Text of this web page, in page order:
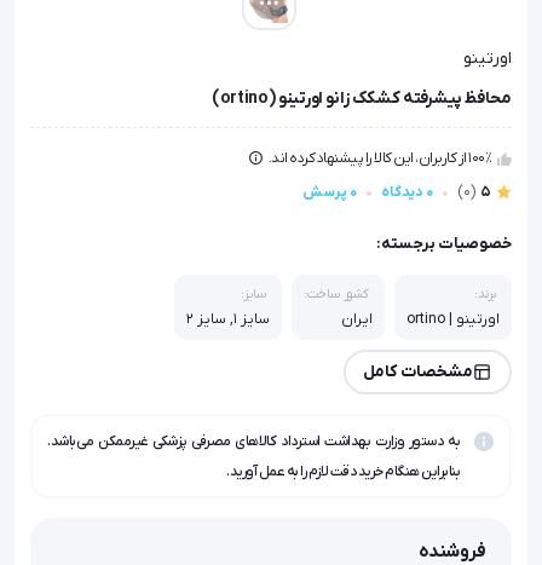
اورتینو
محافظ پیشرفته کشکک زانو اورتینو (ortino)
100٪ از کاربران، این کالا را پیشنهاد کرده اند.
5
(0) 0 دیدگاه 0 پرسش
خصوصیات برجسته:
برند:
اورتینو | ortino
کشور ساخت:
ایران
سایز:
سایز 1, سایز 2
مشخصات کامل
به دستور وزارت بهداشت استرداد کالاهای مصرفی پزشکی غیرممکن می‌باشد.
بنابراین هنگام خرید دقت لازم را به عمل آورید.
فروشنده